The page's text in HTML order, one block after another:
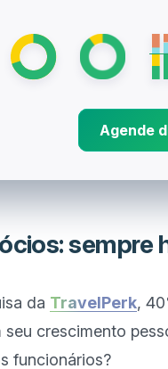
Agende
sempre
da TravelPerk,
crescimento
funcionários?